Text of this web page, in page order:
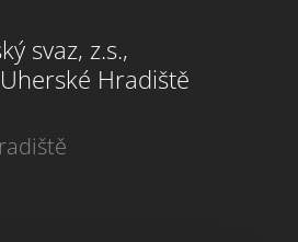
svaz, z.s.,
Hradiště